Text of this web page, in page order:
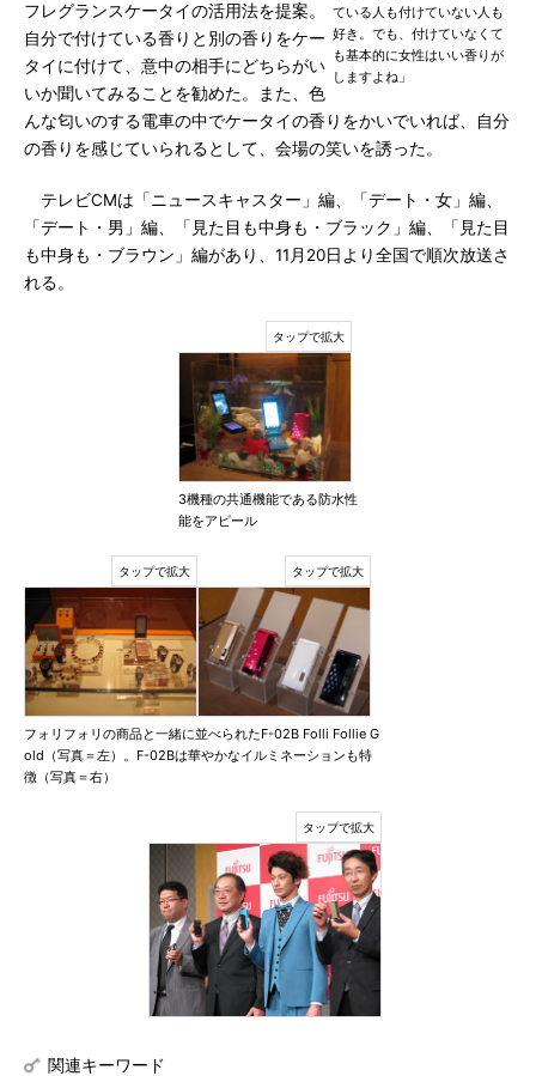
ている人も付けていない人も
好き。でも、付けていなくて
も基本的に女性はいい香りが
しますよね」
フレグランスケータイの活用法を提案。
自分で付けている香りと別の香りをケー
タイに付けて、意中の相手にどちらがい
いか聞いてみることを勧めた。また、色
んな匂いのする電車の中でケータイの香りをかいでいれば、自分
の香りを感じていられるとして、会場の笑いを誘った。
テレビCMは「ニュースキャスター」編、「デート・女」編、
「デート・男」編、「見た目も中身も・ブラック」編、「見た目
も中身も・ブラウン」編があり、11月20日より全国で順次放送さ
れる。
3機種の共通機能である防水性
能をアピール
フォリフォリの商品と一緒に並べられたF-02B Folli Follie G
old（写真＝左）。F-02Bは華やかなイルミネーションも特
徴（写真＝右）
関連キーワード